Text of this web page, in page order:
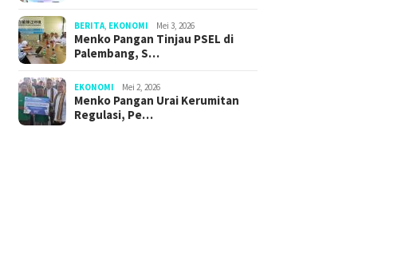
BERITA EKONOMI Mei 3, 2026
Menko Pangan Tinjau PSEL di
Palembang, S…
EKONOMI Mei 2, 2026
Menko Pangan Urai Kerumitan
Regulasi, Pe…